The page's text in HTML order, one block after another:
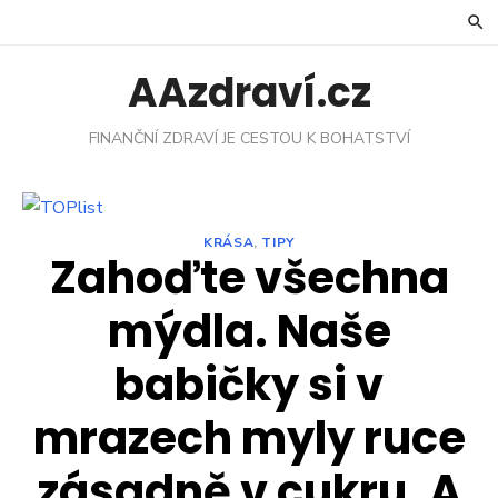
AAzdraví.cz
FINANČNÍ ZDRAVÍ JE CESTOU K BOHATSTVÍ
KRÁSA, TIPY
Zahoďte všechna
mýdla. Naše
babičky si v
mrazech myly ruce